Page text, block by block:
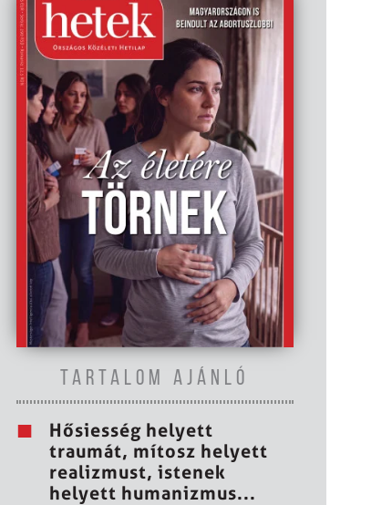
TARTALOM AJÁNLÓ
Hősiesség helyett
traumát, mítosz helyett
realizmust, istenek
helyett humanizmus...